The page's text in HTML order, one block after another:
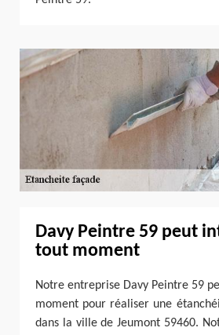
Davy Peintre 59 peut
tout moment
Notre entreprise Davy Peintre 59
moment pour réaliser une
dans la ville de Jeumont 59460.